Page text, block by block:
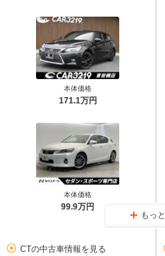
本体価格
171.1万円
本体価格
99.9万円
もっ
CTの中古車情報を見る